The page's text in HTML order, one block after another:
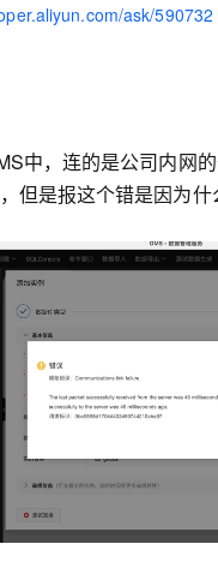
ask/590732
中，连的是公司内网
但是报这个错是因为什